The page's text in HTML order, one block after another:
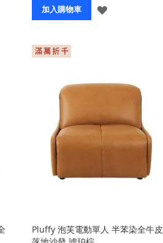
加入購物車
登
Pluffy 泡芙電動單人 半苯染全牛皮